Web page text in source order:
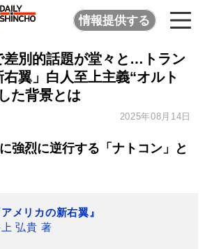
情報提供する
差別的話題が堂々と…トラン
翼」白人至上主義“オルト
た背景とは
2025年08月14日
強烈に逆行する「ナトコン」と
アメリカの新右翼』
弘貴 著